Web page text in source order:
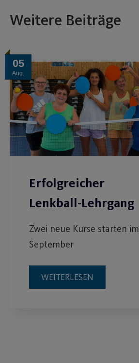
Weitere Beiträge
05
Aug.
Erfolgreicher
Lenkball-Lehrgang
Zwei neue Kurse starten im
September
WEITERLESEN